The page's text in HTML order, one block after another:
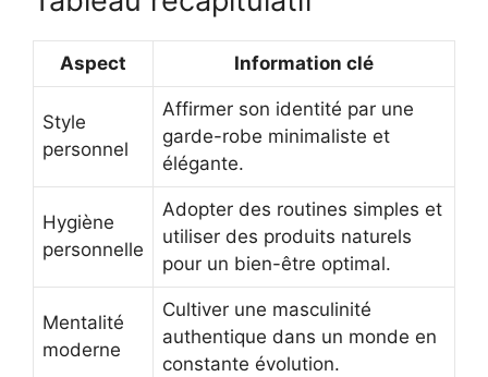
Aspect Information clé
Style
personnel
Affirmer son identité par une
garde-robe minimaliste et
élégante.
Hygiène
personnelle
Adopter des routines simples et
utiliser des produits naturels
pour un bien-être optimal.
Mentalité
moderne
Cultiver une masculinité
authentique dans un monde en
constante évolution.